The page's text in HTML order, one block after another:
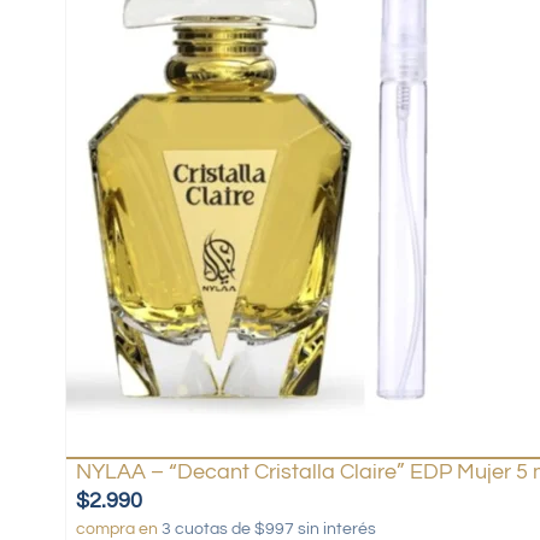
NYLAA – “Decant Cristalla Claire” EDP Mujer 5
$2.990
compra en 3 cuotas de $997 sin interés